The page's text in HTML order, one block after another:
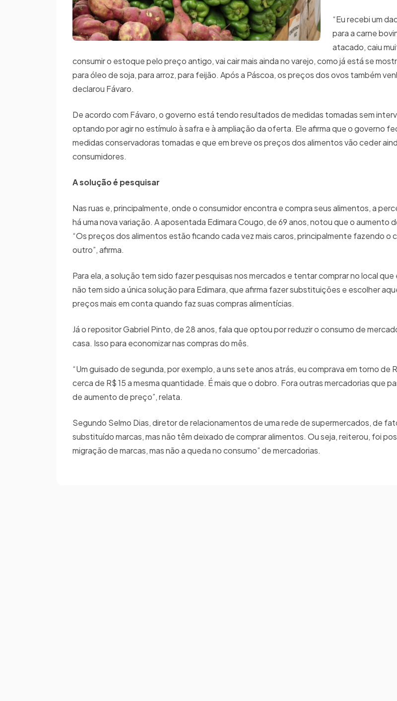
“Eu recebi um
para a carne
atacado, caiu
consumir o estoque pelo preço antigo, vai cair mais ainda no varejo, como já está se
para óleo de soja, para arroz, para feijão. Após a Páscoa, os preços dos ovos também
declarou Fávaro.
De acordo com Fávaro, o governo está tendo resultados de medidas tomadas sem
optando por agir no estímulo à safra e à ampliação da oferta. Ele afirma que o governo
medidas conservadoras tomadas e que em breve os preços dos alimentos vão ceder
consumidores.
A solução é pesquisar
Nas ruas e, principalmente, onde o consumidor encontra e compra seus alimentos, a
há uma nova variação. A aposentada Edimara Cougo, de 69 anos, notou que o aumento
“Os preços dos alimentos estão ficando cada vez mais caros, principalmente fazendo o
outro”, afirma.
Para ela, a solução tem sido fazer pesquisas nos mercados e tentar comprar no local que
não tem sido a única solução para Edimara, que afirma fazer substituições e escolher
preços mais em conta quando faz suas compras alimentícias.
Já o repositor Gabriel Pinto, de 28 anos, fala que optou por reduzir o consumo de
casa. Isso para economizar nas compras do mês.
“Um guisado de segunda, por exemplo, a uns sete anos atrás, eu comprava em torno de
cerca de R$ 15 a mesma quantidade. É mais que o dobro. Fora outras mercadorias que
de aumento de preço”, relata.
Segundo Selmo Dias, diretor de relacionamentos de uma rede de supermercados, de
substituído marcas, mas não têm deixado de comprar alimentos. Ou seja, reiterou, foi
migração de marcas, mas não a queda no consumo” de mercadorias.